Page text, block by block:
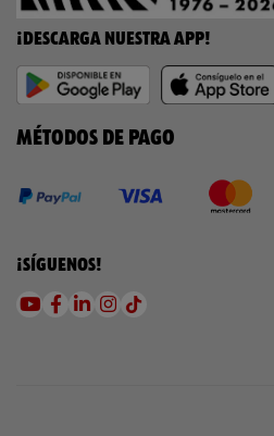
¡DESCARGA NUESTRA APP!
MÉTODOS DE PAGO
¡SÍGUENOS!